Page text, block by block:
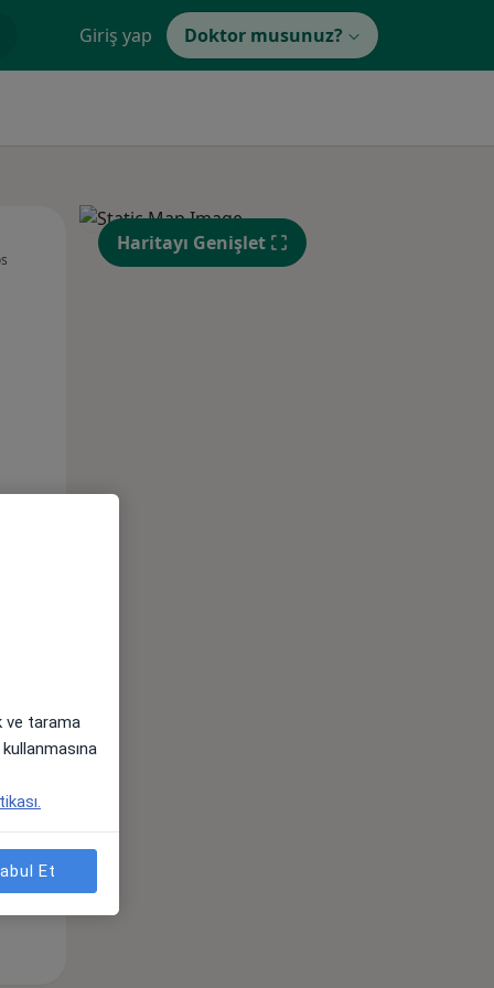
Giriş yap Doktor musunuz?
11 Ağustos
Çar,
12 Ağustos
Per,
13 Ağustos
Haritayı Genişlet
ve tarama
Et